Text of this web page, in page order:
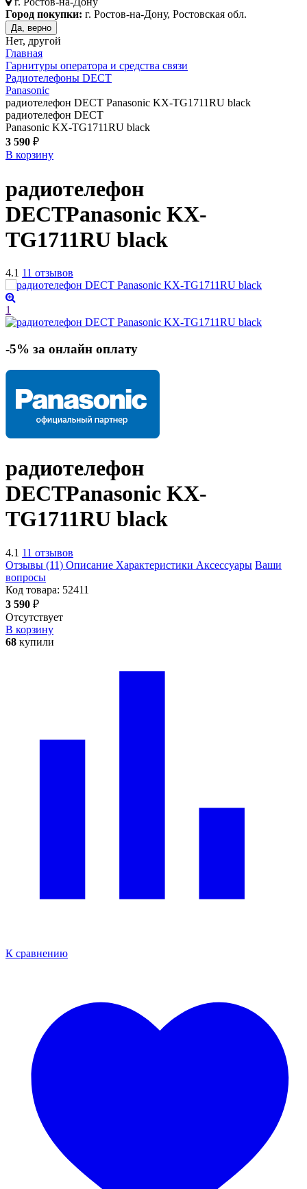
Город покупки: г. Ростов-на-Дону, Ростовская обл.
Да, верно
Нет, другой
Главная
Гарнитуры оператора и средства связи
Радиотелефоны DECT
Panasonic
радиотелефон DECT Panasonic KX-TG1711RU black
радиотелефон DECT
Panasonic KX-TG1711RU black
3 590 ₽
В корзину
радиотелефон
DECTPanasonic KX-
TG1711RU black
4.1 11 отзывов
1
-5% за онлайн оплату
радиотелефон
DECTPanasonic KX-
TG1711RU black
4.1 11 отзывов
Отзывы (11) Описание Характеристики Аксессуары Ваши
вопросы
Код товара: 52411
3 590 ₽
Отсутствует
В корзину
68 купили
К сравнению